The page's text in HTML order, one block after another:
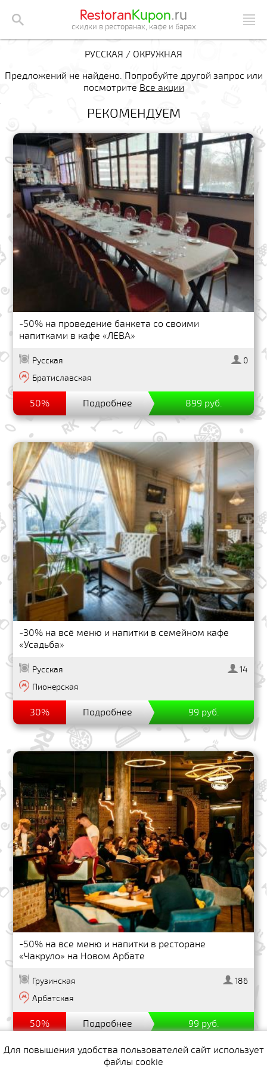
RestoranKupon.ru
скидки в ресторанах, кафе и барах
РУССКАЯ / ОКРУЖНАЯ
Предложений не найдено. Попробуйте другой запрос или
посмотрите Все акции
РЕКОМЕНДУЕМ
-50% на проведение банкета со своими
напитками в кафе «ЛЕВА»
Русская
Братиславская
0
50% Подробнее 899 руб.
-30% на всё меню и напитки в семейном кафе
«Усадьба»
Русская
Пионерская
14
30% Подробнее 99 руб.
-50% на все меню и напитки в ресторане
«Чакруло» на Новом Арбате
Грузинская
Арбатская
186
50% Подробнее 99 руб.
Для повышения удобства пользователей сайт использует
файлы cookie